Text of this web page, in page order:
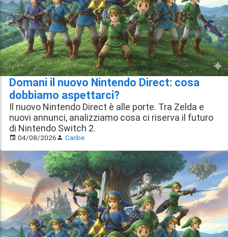
Domani il nuovo Nintendo Direct: cosa
dobbiamo aspettarci?
Il nuovo Nintendo Direct è alle porte. Tra Zelda e
nuovi annunci, analizziamo cosa ci riserva il futuro
di Nintendo Switch 2.
04/08/2026 Caribe